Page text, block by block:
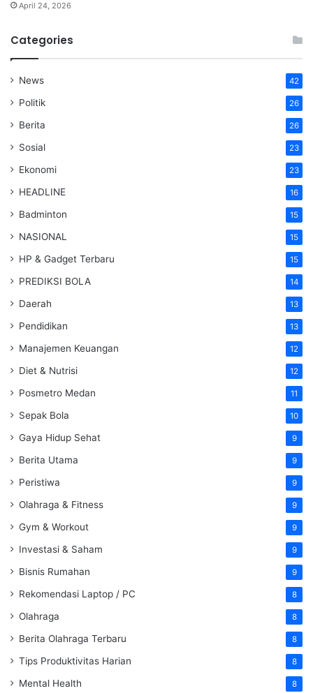
April 24, 2026
Categories
News 42
Politik 26
Berita 26
Sosial 23
Ekonomi 23
HEADLINE 16
Badminton 15
NASIONAL 15
HP & Gadget Terbaru 15
PREDIKSI BOLA 14
Daerah 13
Pendidikan 13
Manajemen Keuangan 12
Diet & Nutrisi 12
Posmetro Medan 11
Sepak Bola 10
Gaya Hidup Sehat 9
Berita Utama 9
Peristiwa 9
Olahraga & Fitness 9
Gym & Workout 9
Investasi & Saham 9
Bisnis Rumahan 9
Rekomendasi Laptop / PC 8
Olahraga 8
Berita Olahraga Terbaru 8
Tips Produktivitas Harian 8
Mental Health 8